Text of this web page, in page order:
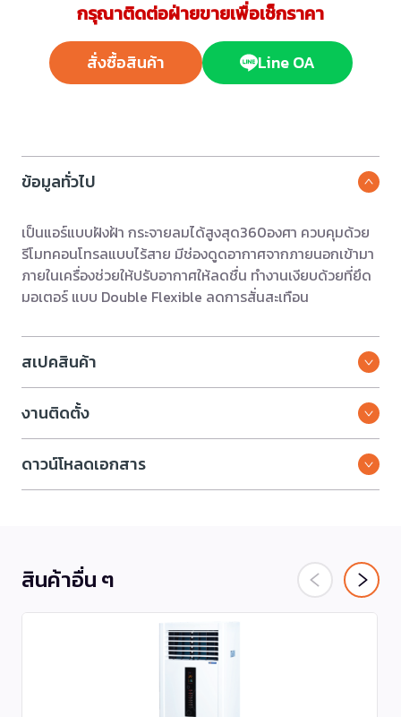
กรุณาติดต่อฝ่ายขายเพื่อเช็กราคา
สั่งซื้อสินค้า Line OA
ข้อมูลทั่วไป
เป็นแอร์แบบฝังฝ้า กระจายลมได้สูงสุด360องศา ควบคุมด้วย
รีโมทคอนโทรลแบบไร้สาย มีช่องดูดอากาศจากภายนอกเข้ามา
ภายในเครื่องช่วยให้ปรับอากาศให้ลดชื่น ทำงานเงียบด้วยที่ยึด
มอเตอร์ แบบ Double Flexible ลดการสั่นสะเทือน
สเปคสินค้า
งานติดตั้ง
ดาวน์โหลดเอกสาร
สินค้าอื่น ๆ